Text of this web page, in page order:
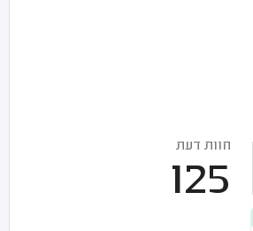
חוות דעת
125